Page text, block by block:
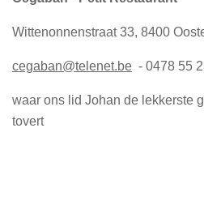
Wittenonnenstraat 33, 8400
cegaban@telenet.be - 0478 55
waar ons lid Johan de lekkerste
tovert